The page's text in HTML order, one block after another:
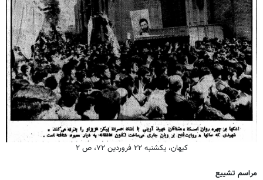
کیهان، یکشنبه ۲۲ فروردین ۷۲، ص ۲
مراسم تشییع‌